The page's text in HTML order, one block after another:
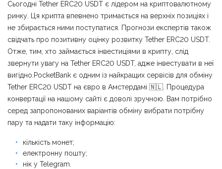
Сьогодні Tether ERC20 USDT є лідером на криптовалютному
ринку. Ця крипта впевнено тримається на верхніх позиціях і
не збирається ними поступатися. Прогнози експертів також
свідчать про позитивну оцінку розвитку Tether ERC20 USDT.
Отже, тим, хто займається інвестиціями в крипту, слід
звернути увагу на Tether ERC20 USDT, адже інвестувати в неї
вигідно.PocketBank є одним із найкращих сервісів для обміну
Tether ERC20 USDT на євро в Амстердамі 🇳🇱. Процедура
конвертації на нашому сайті є доволі зручною. Вам потрібно
серед запропонованих варіантів обміну вибрати потрібну
пару та надати таку інформацію:
кількість монет;
електронну пошту;
нік у Telegram.